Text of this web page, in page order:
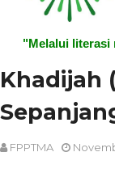
"Melalui literasi
Khadijah
FPPTMA